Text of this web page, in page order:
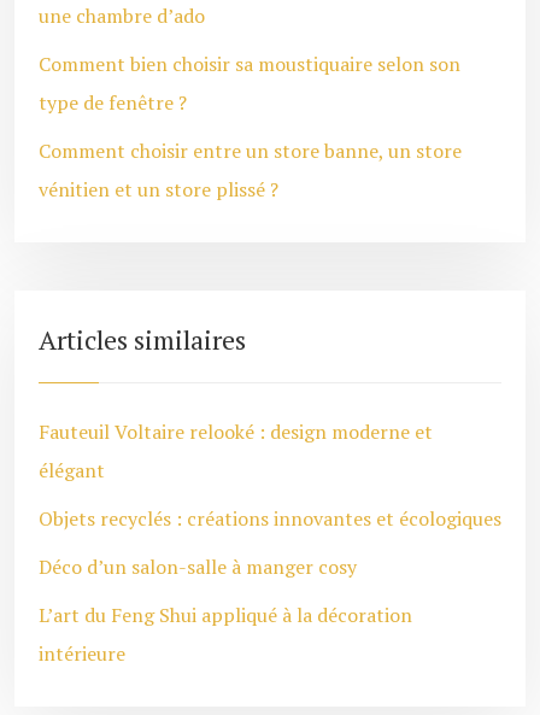
une chambre d’ado
Comment bien choisir sa moustiquaire selon son
type de fenêtre ?
Comment choisir entre un store banne, un store
vénitien et un store plissé ?
Articles similaires
Fauteuil Voltaire relooké : design moderne et
élégant
Objets recyclés : créations innovantes et écologiques
Déco d’un salon-salle à manger cosy
L’art du Feng Shui appliqué à la décoration
intérieure